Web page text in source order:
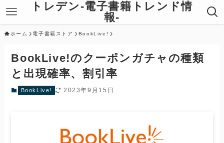
トレデン-電子書籍トレンド情
報-
ホーム 電子書籍ストア BookLive!
BookLive!のクーポンガチャの種類
と出現確率、割引率
BookLive! 2023年9月15日